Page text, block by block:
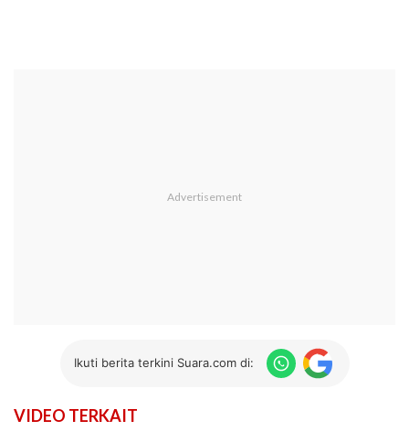
Ikuti berita terkini Suara.com di:
VIDEO TERKAIT